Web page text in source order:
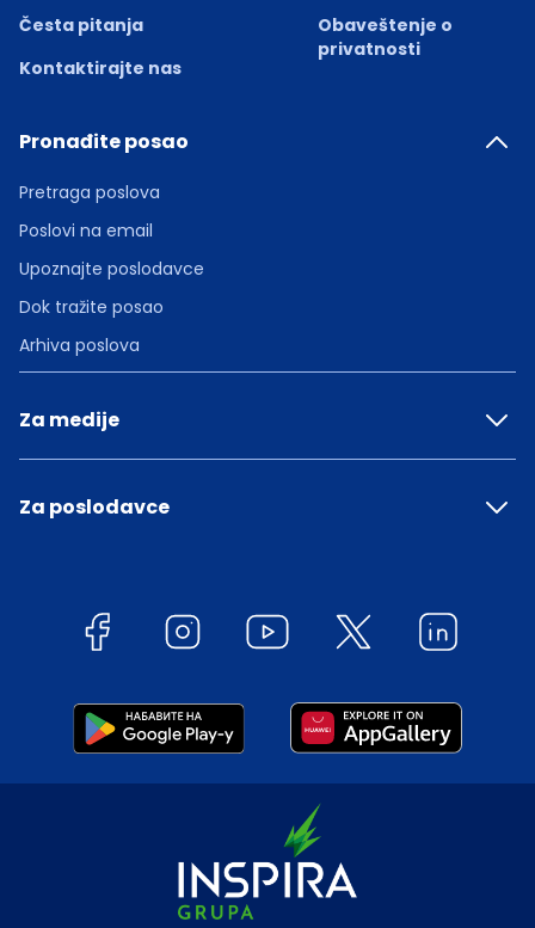
Česta pitanja
Kontaktirajte nas
Obaveštenje o
privatnosti
Pronađite posao
Pretraga poslova
Poslovi na email
Upoznajte poslodavce
Dok tražite posao
Arhiva poslova
Za medije
Za poslodavce